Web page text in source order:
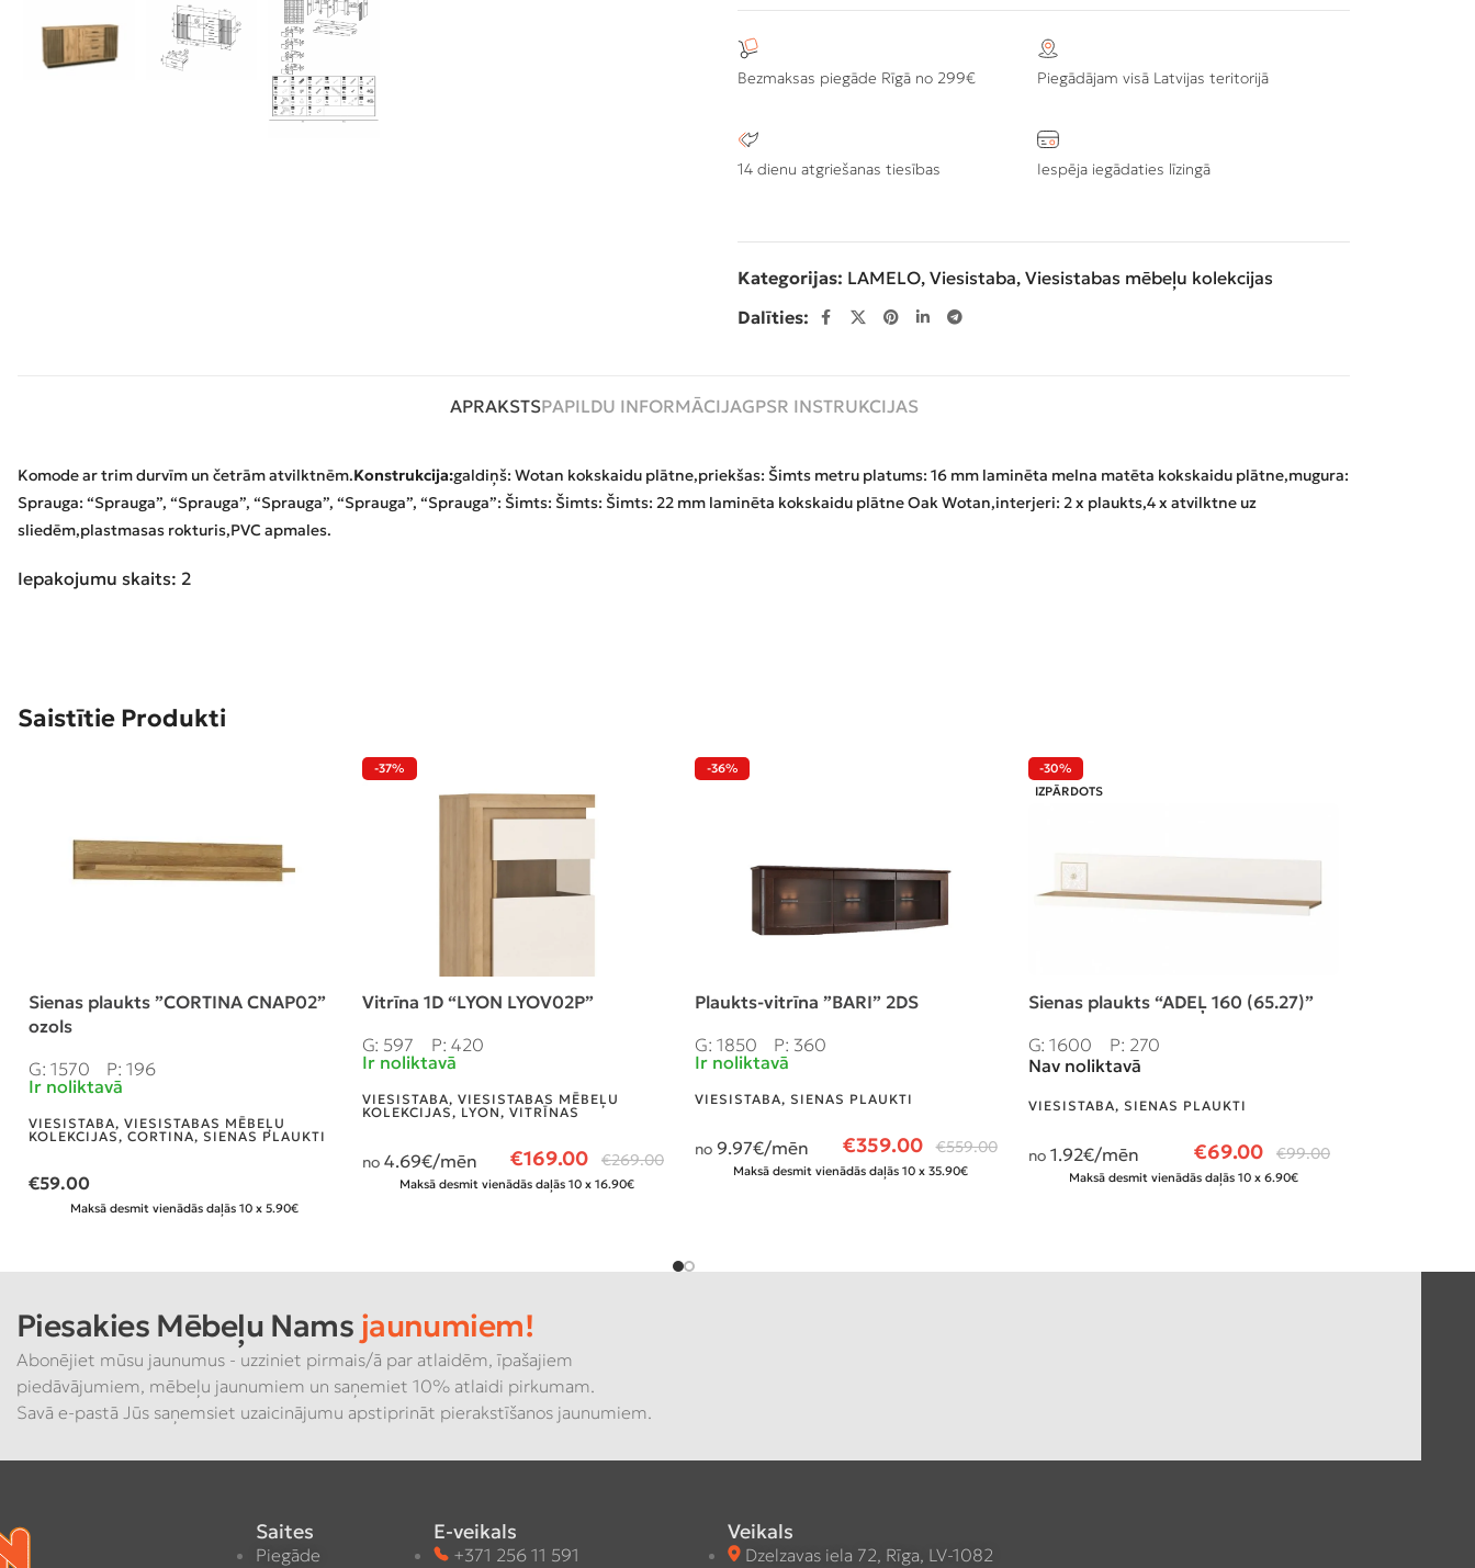
Bezmaksas piegāde Rīgā no 299€ Piegādājam visā Latvijas teritorijā
14 dienu atgriešanas tiesības Iespēja iegādaties līzingā
Kategorijas: LAMELO, Viesistaba, Viesistabas mēbeļu kolekcijas
Dalīties:
APRAKSTSPAPILDU INFORMĀCIJAGPSR INSTRUKCIJAS
Komode ar trim durvīm un četrām atvilktnēm.Konstrukcija:galdiņš: Wotan kokskaidu plātne,priekšas: Šimts metru platums: 16 mm laminēta melna matēta kokskaidu plātne,mugura:
Sprauga: “Sprauga”, “Sprauga”, “Sprauga”, “Sprauga”, “Sprauga”: Šimts: Šimts: Šimts: 22 mm laminēta kokskaidu plātne Oak Wotan,interjeri: 2 x plaukts,4 x atvilktne uz
sliedēm,plastmasas rokturis,PVC apmales.
Iepakojumu skaits: 2
Saistītie Produkti
Sienas plaukts ”CORTINA CNAP02”
ozols
G: 1570
P: 196
Ir noliktavā
VIESISTABA, VIESISTABAS MĒBEĻU
KOLEKCIJAS, CORTINA, SIENAS PLAUKTI
€59.00
Maksā desmit vienādās daļās 10 x 5.90€
-37%
Vitrīna 1D “LYON LYOV02P”
G: 597
P: 420
Ir noliktavā
VIESISTABA, VIESISTABAS MĒBEĻU
KOLEKCIJAS, LYON, VITRĪNAS
€169.00 €269.00
no 4.69€/mēn
Maksā desmit vienādās daļās 10 x 16.90€
-36%
Plaukts-vitrīna ”BARI” 2DS
G: 1850
P: 360
Ir noliktavā
VIESISTABA, SIENAS PLAUKTI
€359.00 €559.00
no 9.97€/mēn
Maksā desmit vienādās daļās 10 x 35.90€
-30%
IZPĀRDOTS
Sienas plaukts “ADEĻ 160 (65.27)”
G: 1600
P: 270
Nav noliktavā
VIESISTABA, SIENAS PLAUKTI
€69.00 €99.00
no 1.92€/mēn
Maksā desmit vienādās daļās 10 x 6.90€
Piesakies Mēbeļu Nams jaunumiem!
Abonējiet mūsu jaunumus - uzziniet pirmais/ā par atlaidēm, īpašajiem
piedāvājumiem, mēbeļu jaunumiem un saņemiet 10% atlaidi pirkumam.
Savā e-pastā Jūs saņemsiet uzaicinājumu apstiprināt pierakstīšanos jaunumiem.
Saites
Piegāde
E-veikals
+371 256 11 591
Veikals
Dzelzavas iela 72, Rīga, LV-1082